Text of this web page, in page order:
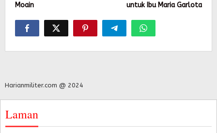
Moain
untuk Ibu Maria Garlota
Harianmiliter.com @ 2024
Laman